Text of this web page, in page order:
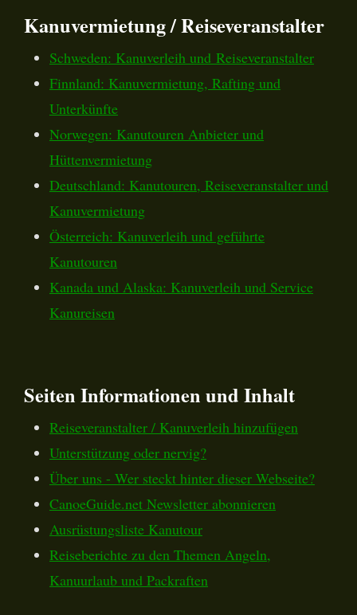
Kanuvermietung / Reiseveranstalter
Schweden: Kanuverleih und Reiseveranstalter
Finnland: Kanuvermietung, Rafting und
Unterkünfte
Norwegen: Kanutouren Anbieter und
Hüttenvermietung
Deutschland: Kanutouren, Reiseveranstalter und
Kanuvermietung
Österreich: Kanuverleih und geführte
Kanutouren
Kanada und Alaska: Kanuverleih und Service
Kanureisen
Seiten Informationen und Inhalt
Reiseveranstalter / Kanuverleih hinzufügen
Unterstützung oder nervig?
Über uns - Wer steckt hinter dieser Webseite?
CanoeGuide.net Newsletter abonnieren
Ausrüstungsliste Kanutour
Reiseberichte zu den Themen Angeln,
Kanuurlaub und Packraften